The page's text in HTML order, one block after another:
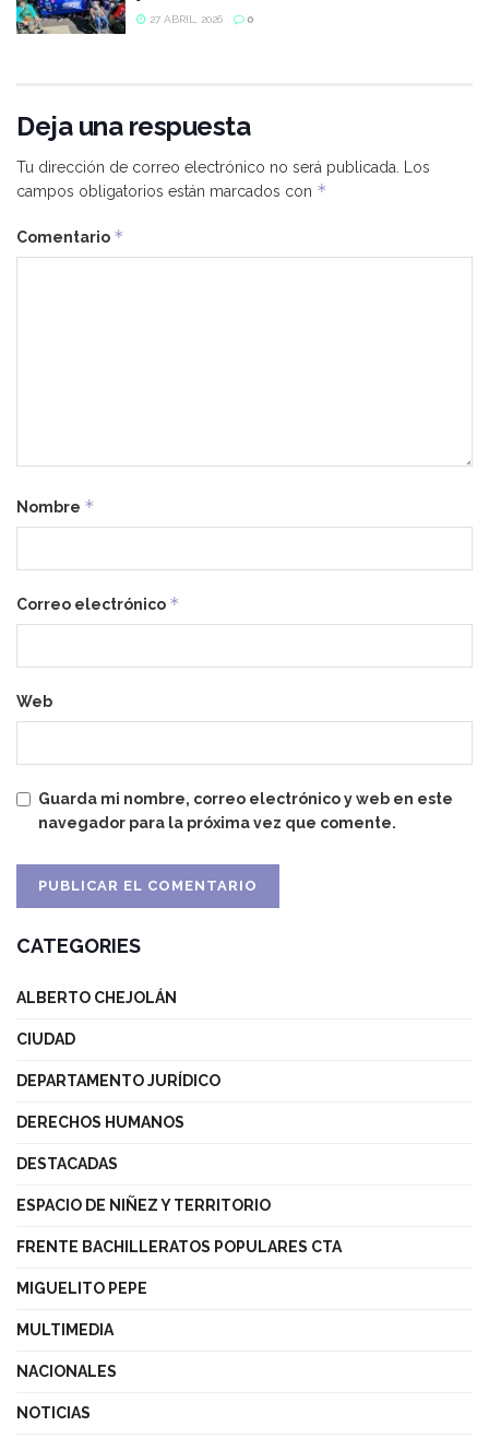
27 ABRIL, 2026 0
Deja una respuesta
Tu dirección de correo electrónico no será publicada. Los
campos obligatorios están marcados con *
Comentario *
Nombre *
Correo electrónico *
Web
Guarda mi nombre, correo electrónico y web en este
navegador para la próxima vez que comente.
CATEGORIES
ALBERTO CHEJOLÁN
CIUDAD
DEPARTAMENTO JURÍDICO
DERECHOS HUMANOS
DESTACADAS
ESPACIO DE NIÑEZ Y TERRITORIO
FRENTE BACHILLERATOS POPULARES CTA
MIGUELITO PEPE
MULTIMEDIA
NACIONALES
NOTICIAS